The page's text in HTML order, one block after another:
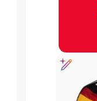
Tabelle